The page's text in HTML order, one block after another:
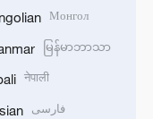
Монгол
မြန်မာဘာသာ
नेपाली
فارسی